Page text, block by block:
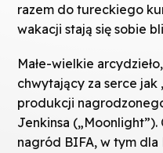
razem do tureckiego
wakacji stają się sobie
Małe-wielkie
chwytający za serce
produkcji
Jenkinsa
nagród BIFA, w tym